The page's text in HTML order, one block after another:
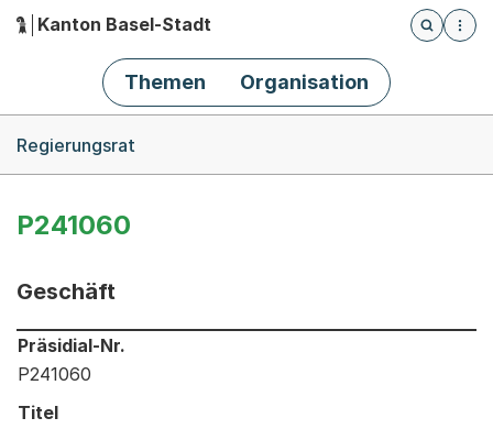
Hauptnavigation
Kanton Basel-Stadt
Öffnet
Themen Organisation
Regierungsrat
P241060
Geschäft
Informationen zum Ausgewählten Geschäft
Präsidial-Nr.
P241060
Titel